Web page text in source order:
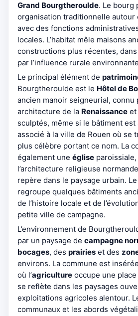
Grand Bourgtheroulde. Le bourg
organisation traditionnelle autour
avec des fonctions
locales. L’habitat mêle maisons
constructions plus récentes,
par l’influence rurale
Le principal élément de
Bourgtheroulde est le Hôtel de
ancien manoir seigneurial, connu
architecture de la Renaissance et
sculptés, même si le bâtiment est
associé à la ville de Rouen où se
plus célèbre portant ce nom. La
également une église
l’architecture religieuse
repère dans le paysage urbain.
regroupe quelques bâtiments
de l’histoire locale et de
petite ville de campagne.
L’environnement de
par un paysage de campagne
bocages, des prairies et des
environs. La commune est
où l’agriculture occupe une
se reflète dans les paysages
exploitations agricoles alentour.
communaux et les abords